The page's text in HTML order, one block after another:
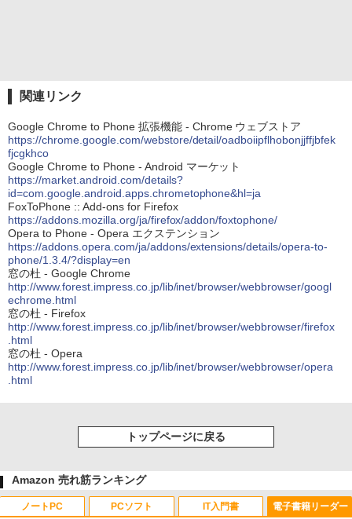
関連リンク
Google Chrome to Phone 拡張機能 - Chrome ウェブストア
https://chrome.google.com/webstore/detail/oadboiipflhobonjjffjbfek
fjcgkhco
Google Chrome to Phone - Android マーケット
https://market.android.com/details?
id=com.google.android.apps.chrometophone&hl=ja
FoxToPhone :: Add-ons for Firefox
https://addons.mozilla.org/ja/firefox/addon/foxtophone/
Opera to Phone - Opera エクステンション
https://addons.opera.com/ja/addons/extensions/details/opera-to-
phone/1.3.4/?display=en
窓の杜 - Google Chrome
http://www.forest.impress.co.jp/lib/inet/browser/webbrowser/googl
echrome.html
窓の杜 - Firefox
http://www.forest.impress.co.jp/lib/inet/browser/webbrowser/firefox
.html
窓の杜 - Opera
http://www.forest.impress.co.jp/lib/inet/browser/webbrowser/opera
.html
トップページに戻る
Amazon 売れ筋ランキング
ノートPC PCソフト IT入門書 電子書籍リーダー